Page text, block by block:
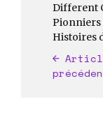
Different
Pionniers
Histoires